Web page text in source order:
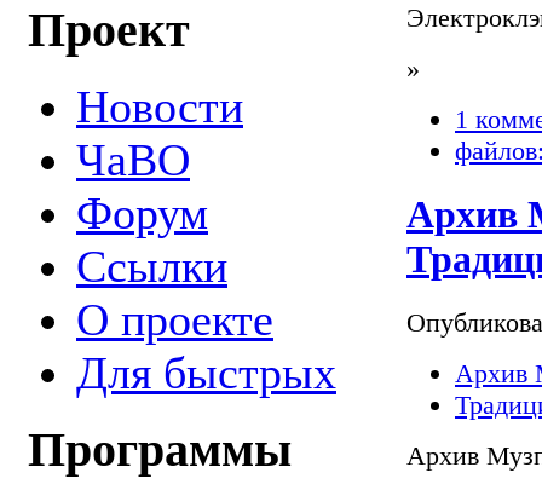
Проект
Новости
ЧаВО
Форум
Ссылки
О проекте
Для быстрых
Программы
»
1
Архив
Архив
Архив